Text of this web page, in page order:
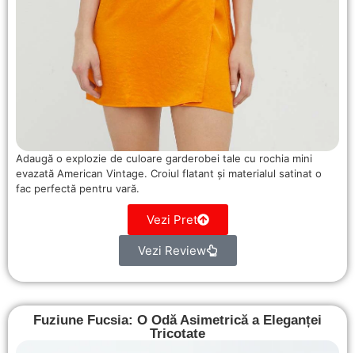
Adaugă o explozie de culoare garderobei tale cu rochia mini
evazată American Vintage. Croiul flatant și materialul satinat o
fac perfectă pentru vară.
Vezi Pret
Vezi Review
Fuziune Fucsia: O Odă Asimetrică a Eleganței
Tricotate